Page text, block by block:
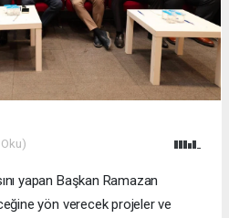
yapan Başkan Ramazan
yön verecek projeler ve